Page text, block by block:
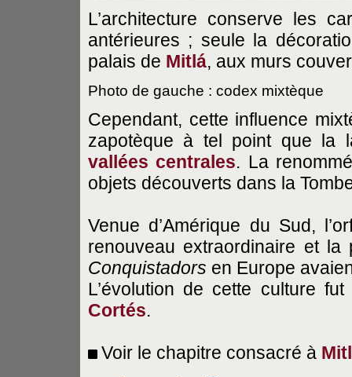
L’architecture conserve les
antérieures ; seule la
palais de Mitlá, aux murs
Photo de gauche : codex mixtèque
Cependant, cette influence
zapotèque à tel point que la
vallées centrales. La
objets découverts dans la
Venue d’Amérique du Sud,
renouveau extraordinaire et
Conquistadors en Europe
L’évolution de cette culture
Cortés.
Voir le chapitre consacré à